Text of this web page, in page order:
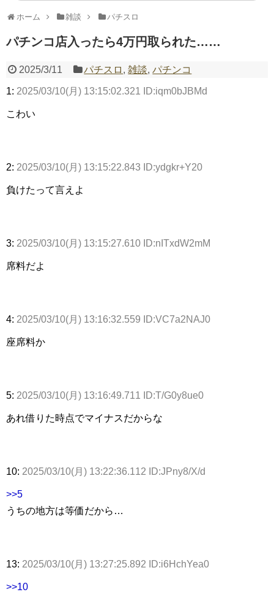
無職のパチンコカス(22)なんやが、ワイの人生どれくら
AngelBeats!とかいうクソアニメの思い出ｗｗｗ
ホーム 雑談 パチスロ
パチンコ店入ったら4万円取られた……
2025/3/11 パチスロ ,雑談,パチンコ
1: 2025/03/10(月) 13:15:02.321 ID:iqm0bJBMd
こわい
2: 2025/03/10(月) 13:15:22.843 ID:ydgkr+Y20
負けたって言えよ
3: 2025/03/10(月) 13:15:27.610 ID:nITxdW2mM
席料だよ
4: 2025/03/10(月) 13:16:32.559 ID:VC7a2NAJ0
座席料か
5: 2025/03/10(月) 13:16:49.711 ID:T/G0y8ue0
あれ借りた時点でマイナスだからな
10: 2025/03/10(月) 13:22:36.112 ID:JPny8/X/d
>>5
うちの地方は等価だから…
13: 2025/03/10(月) 13:27:25.892 ID:i6HchYea0
>>10